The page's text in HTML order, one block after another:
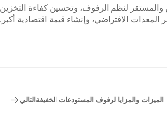
لنظم الرفوف، وتحسين كفاءة التخزين
المعدات الافتراضي، وإنشاء قيمة اقتصادية أكبر.
الميزات والمزايا لرفوف المستودعات الخفيفةالتالي